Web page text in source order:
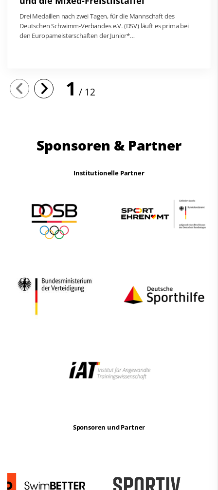
Drei Medaillen nach zwei Tagen, für die Mannschaft des
Deutschen Schwimm-Verbandes e.V. (DSV) läuft es prima bei
den Europameisterschaften der Junior*…
1 12
Sponsoren & Partner
Institutionelle Partner
Sponsoren und Partner